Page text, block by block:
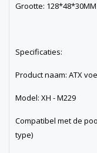
Grootte: 128*48*30MM
Specificaties:
Product naam: ATX
Model: XH - M229
Compatibel met de
type)